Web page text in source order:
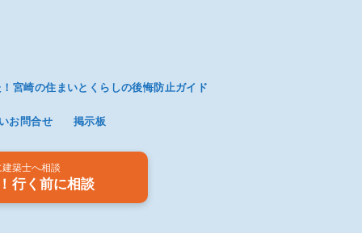
宮崎の住まいとくらしの後悔防止ガイド
お問合せ 掲示板
築士へ相談
行く前に相談